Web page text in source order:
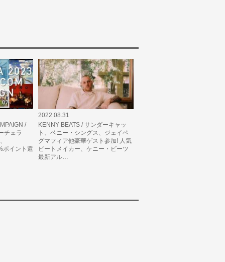
/
チェラ
ポイント還
2022.08.31
KENNY BEATS / サンダーキャッ
ト、ベニー・シングス、ジェイペ
グマフィア他豪華ゲスト参加! 人気
ビートメイカー、ケニー・ビーツ
最新アル…